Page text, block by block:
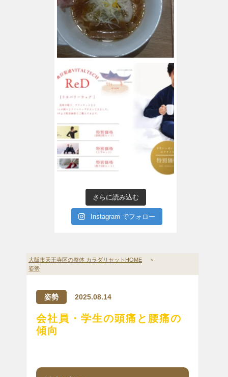
大阪市天王寺区の整体 カラダリセットHOME ＞
姿勢
姿勢 2025.08.14
会社員・学生の頭痛と腰痛の
傾向
さらに読み込む
Instagram でフォロー